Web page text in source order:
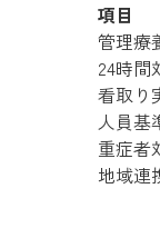
項目
管理療
24時間
看取り
人員基
重症者
地域連